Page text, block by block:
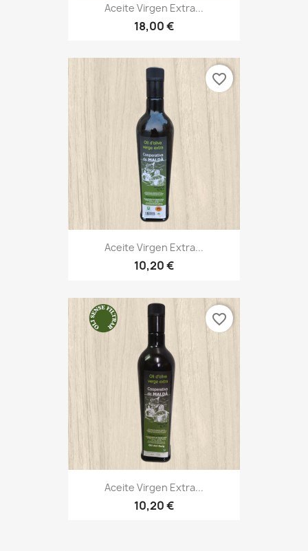
Aceite Virgen Extra...
18,00 €
Aceite Virgen Extra...
10,20 €
favorite_border
Aceite Virgen Extra...
10,20 €
favorite_border